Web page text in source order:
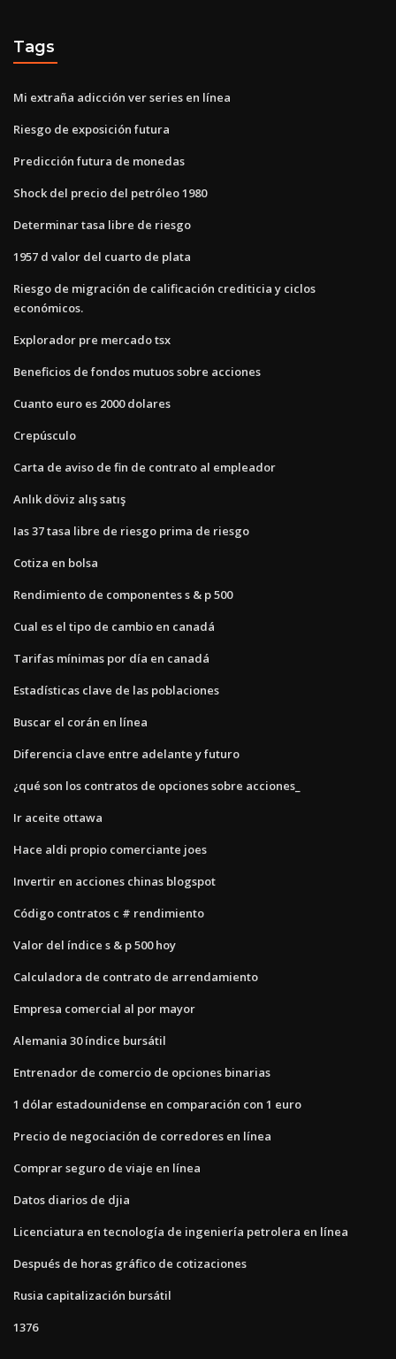
Tags
Mi extraña adicción ver series en línea
Riesgo de exposición futura
Predicción futura de monedas
Shock del precio del petróleo 1980
Determinar tasa libre de riesgo
1957 d valor del cuarto de plata
Riesgo de migración de calificación crediticia y ciclos
económicos.
Explorador pre mercado tsx
Beneficios de fondos mutuos sobre acciones
Cuanto euro es 2000 dolares
Crepúsculo
Carta de aviso de fin de contrato al empleador
Anlık döviz alış satış
Ias 37 tasa libre de riesgo prima de riesgo
Cotiza en bolsa
Rendimiento de componentes s & p 500
Cual es el tipo de cambio en canadá
Tarifas mínimas por día en canadá
Estadísticas clave de las poblaciones
Buscar el corán en línea
Diferencia clave entre adelante y futuro
¿qué son los contratos de opciones sobre acciones_
Ir aceite ottawa
Hace aldi propio comerciante joes
Invertir en acciones chinas blogspot
Código contratos c # rendimiento
Valor del índice s & p 500 hoy
Calculadora de contrato de arrendamiento
Empresa comercial al por mayor
Alemania 30 índice bursátil
Entrenador de comercio de opciones binarias
1 dólar estadounidense en comparación con 1 euro
Precio de negociación de corredores en línea
Comprar seguro de viaje en línea
Datos diarios de djia
Licenciatura en tecnología de ingeniería petrolera en línea
Después de horas gráfico de cotizaciones
Rusia capitalización bursátil
1376